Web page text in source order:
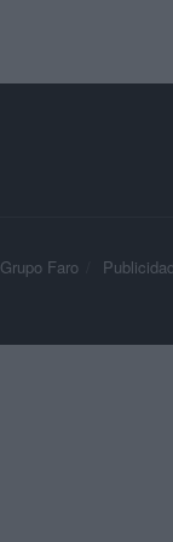
Grupo Faro Publicidad